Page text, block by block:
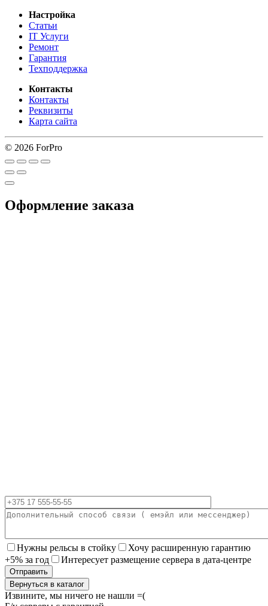
Настройка
Статьи
IT Услуги
Ремонт
Гарантия
Техподдержка
Контакты
Контакты
Реквизиты
Карта сайта
© 2026 ForPro
Оформление заказа
Нужны рельсы в стойку
Хочу расширенную гарантию
+5% за год
Интересует размещение сервера в дата-центре
Вернуться в каталог
Извините, мы ничего не нашли =(